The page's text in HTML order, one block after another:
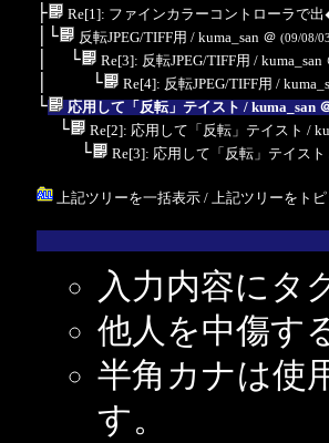
├ Re[1]: ファインカラーコントローラで出
│└ 反転JPEG/TIFF用 / kuma_san ＠ (09/08/
│ └ Re[3]: 反転JPEG/TIFF用 / kuma_san
│ └ Re[4]: 反転JPEG/TIFF用 /
└ 応用して「反転」テイスト / kuma_san
└ Re[2]: 応用して「反転」テイスト /
└ Re[3]: 応用して「反転」テイスト
上記ツリーを一括表示/ 上記ツリーをト
入力内容にタ
他人を中傷す
半角カナは使
す。